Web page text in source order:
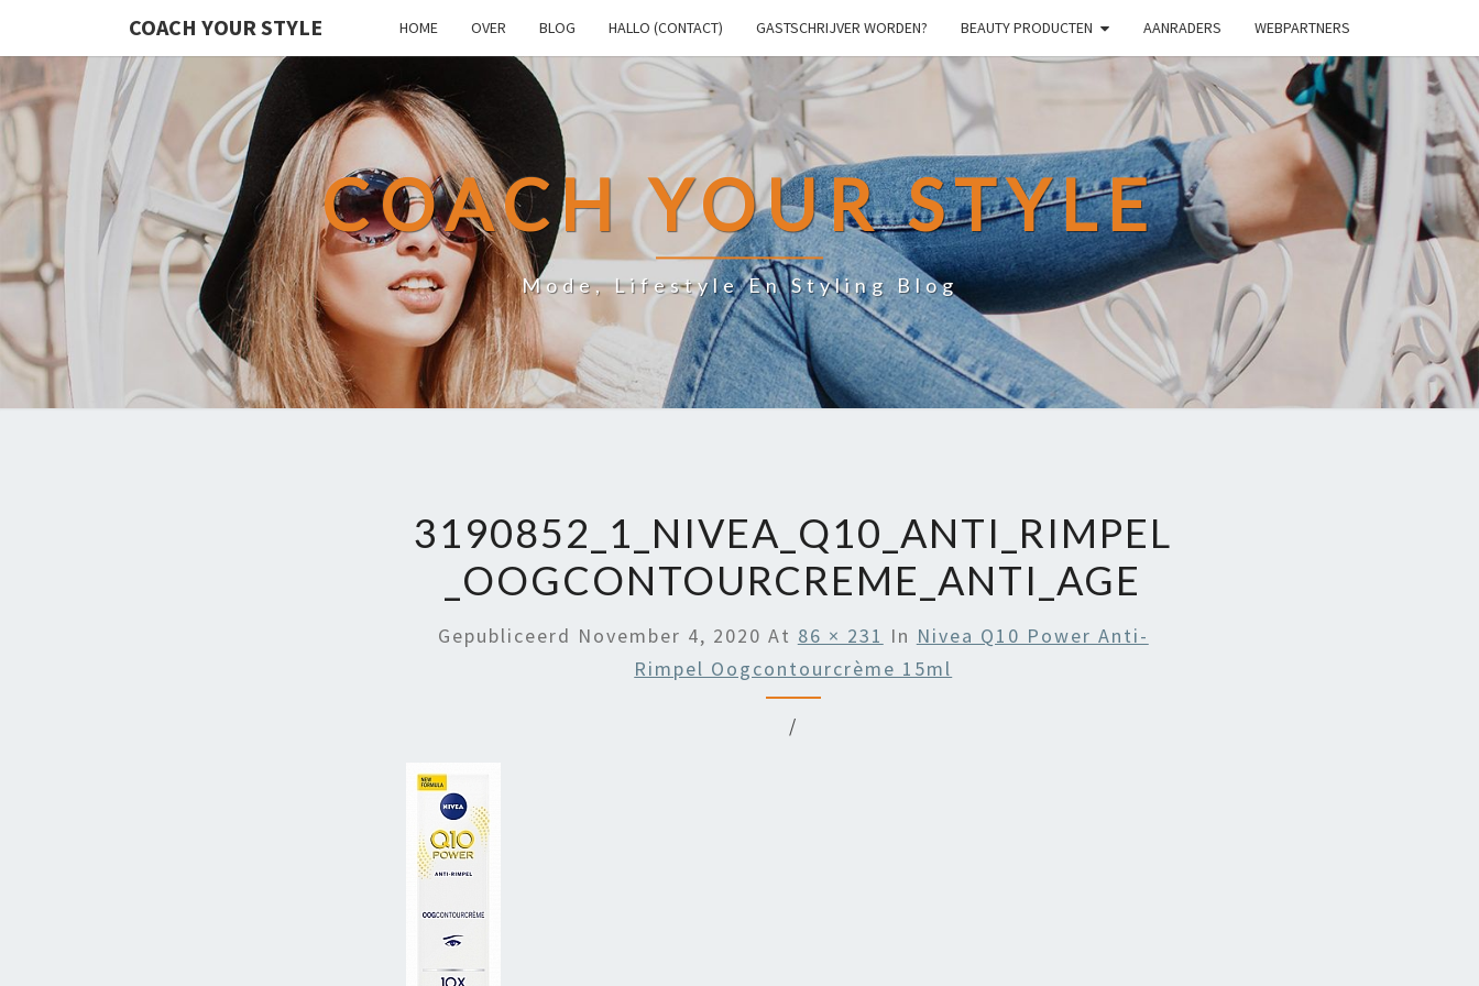
COACH YOUR STYLE HOME OVER BLOG HALLO (CONTACT) GASTSCHRIJVER WORDEN? BEAUTY PRODUCTEN AANRADERS WEBPARTNERS
COACH YOUR STYLE
Mode, Lifestyle En Styling Blog
3190852_1_NIVEA_Q10_ANTI_RIMPEL
_OOGCONTOURCREME_ANTI_AGE
Gepubliceerd November 4, 2020 At 86 × 231 In Nivea Q10 Power Anti-
Rimpel Oogcontourcrème 15ml
/